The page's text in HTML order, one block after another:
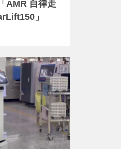
AMR 自律走
」